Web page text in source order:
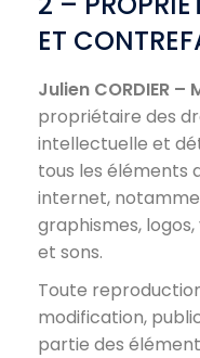
ET
Julien CORDIER
propriétaire des
intellectuelle et
tous les éléments
internet,
graphismes,
et sons.
Toute
modification,
partie des